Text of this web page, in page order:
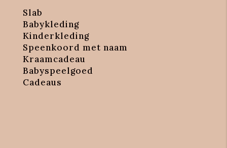
Slab
Babykleding
Kinderkleding
Speenkoord met naam
Kraamcadeau
Babyspeelgoed
Cadeaus